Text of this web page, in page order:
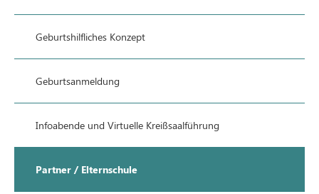
Geburtshilfliches Konzept
Geburtsanmeldung
Infoabende und Virtuelle Kreißsaalführung
Partner / Elternschule